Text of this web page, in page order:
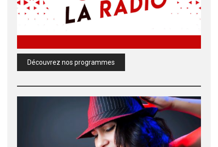
Découvrez nos programmes